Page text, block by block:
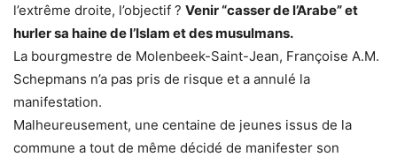
l’extrême droite, l’objectif ? Venir “casser de l’Arabe” et
hurler sa haine de l’Islam et des musulmans.
La bourgmestre de Molenbeek-Saint-Jean, Françoise A.M.
Schepmans n’a pas pris de risque et a annulé la
manifestation.
Malheureusement, une centaine de jeunes issus de la
commune a tout de même décidé de manifester son